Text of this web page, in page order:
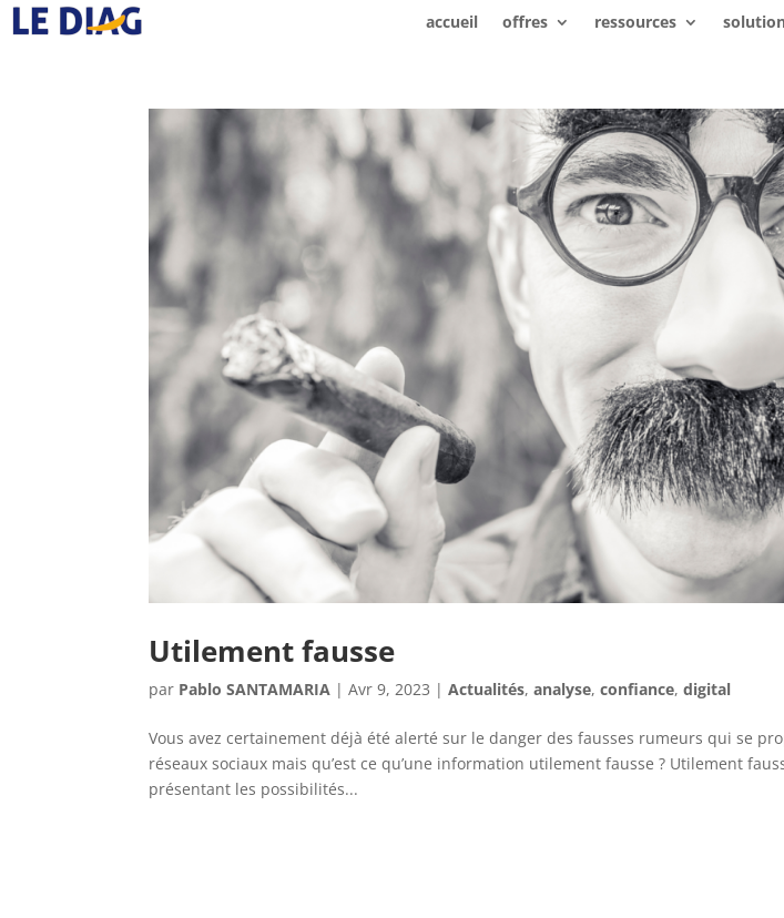
accueil offres ressources
Utilement fausse
par Pablo SANTAMARIA |Avr 9, 2023 |Actualités,analyse,confiance,digital
Vous avez certainement déjà été alerté sur le danger des fausses rumeurs qui se
réseaux sociaux mais qu’est ce qu’une information utilement fausse ? Utilement
présentant les possibilités...